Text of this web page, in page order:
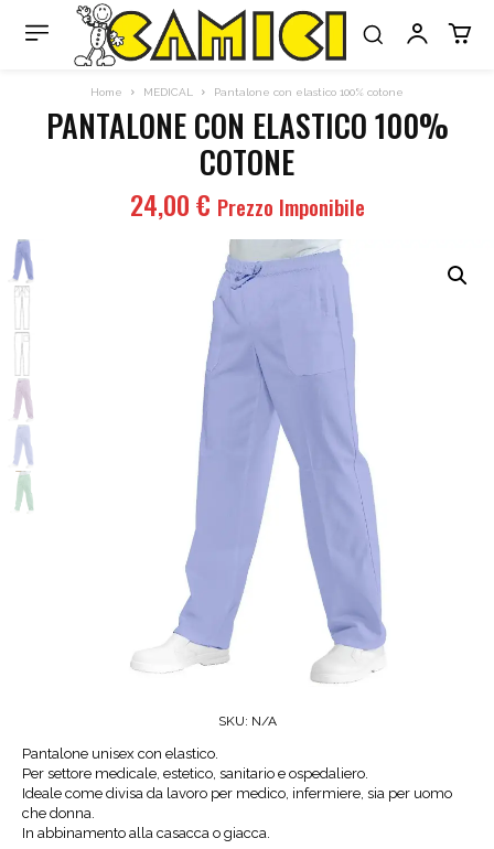
Home MEDICAL Pantalone con elastico 100% cotone
PANTALONE CON ELASTICO 100%
COTONE
24,00€ Prezzo Imponibile
SKU: N/A
Pantalone unisex con elastico.
Per settore medicale, estetico, sanitario e ospedaliero.
Ideale come divisa da lavoro per medico, infermiere, sia per uomo
che donna.
In abbinamento alla casacca o giacca.